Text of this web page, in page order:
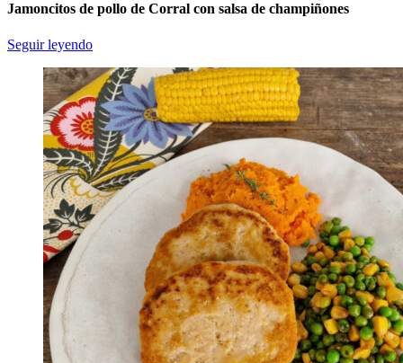
Jamoncitos de pollo de Corral con salsa de champiñones
Seguir leyendo